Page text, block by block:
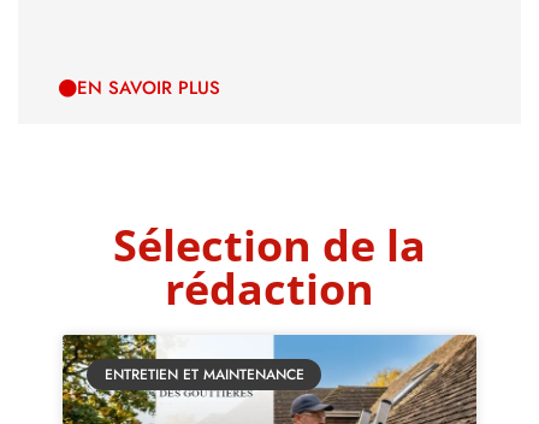
EN SAVOIR PLUS
Sélection de la
rédaction
ENTRETIEN ET MAINTENANCE